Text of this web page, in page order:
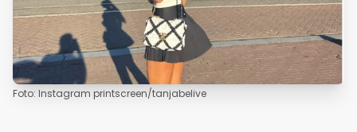
Foto: Instagram printscreen/tanjabelive